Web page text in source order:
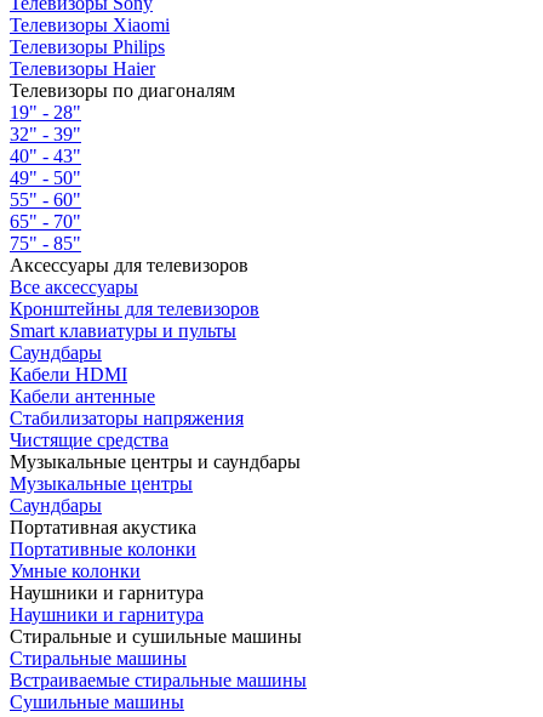
Телевизоры Xiaomi
Телевизоры Philips
Телевизоры Haier
Телевизоры по диагоналям
19" - 28"
32" - 39"
40" - 43"
49" - 50"
55" - 60"
65" - 70"
75" - 85"
Аксессуары для телевизоров
Все аксессуары
Кронштейны для телевизоров
Smart клавиатуры и пульты
Саундбары
Кабели HDMI
Кабели антенные
Стабилизаторы напряжения
Чистящие средства
Музыкальные центры и саундбары
Музыкальные центры
Саундбары
Портативная акустика
Портативные колонки
Умные колонки
Наушники и гарнитура
Наушники и гарнитура
Стиральные и сушильные машины
Стиральные машины
Встраиваемые стиральные машины
Сушильные машины